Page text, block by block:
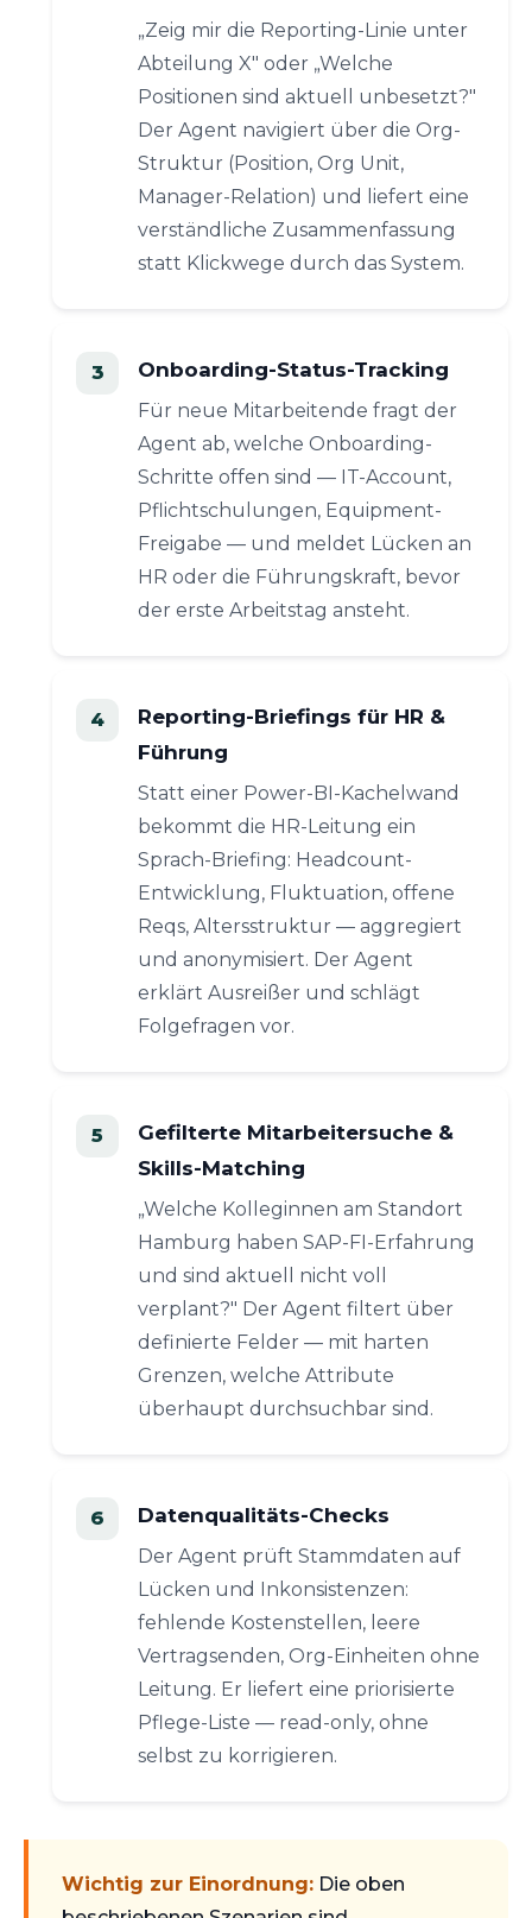
„Zeig mir die Reporting-Linie unter
Abteilung X" oder „Welche
Positionen sind aktuell unbesetzt?"
Der Agent navigiert über die Org-
Struktur (Position, Org Unit,
Manager-Relation) und liefert eine
verständliche Zusammenfassung
statt Klickwege durch das System.
Onboarding-Status-Tracking
Für neue Mitarbeitende fragt der
Agent ab, welche Onboarding-
Schritte offen sind — IT-Account,
Pflichtschulungen, Equipment-
Freigabe — und meldet Lücken an
HR oder die Führungskraft, bevor
der erste Arbeitstag ansteht.
Reporting-Briefings für HR &
Führung
Statt einer Power-BI-Kachelwand
bekommt die HR-Leitung ein
Sprach-Briefing: Headcount-
Entwicklung, Fluktuation, offene
Reqs, Altersstruktur — aggregiert
und anonymisiert. Der Agent
erklärt Ausreißer und schlägt
Folgefragen vor.
Gefilterte Mitarbeitersuche &
Skills-Matching
„Welche Kolleginnen am Standort
Hamburg haben SAP-FI-Erfahrung
und sind aktuell nicht voll
verplant?" Der Agent filtert über
definierte Felder — mit harten
Grenzen, welche Attribute
überhaupt durchsuchbar sind.
Datenqualitäts-Checks
Der Agent prüft Stammdaten auf
Lücken und Inkonsistenzen:
fehlende Kostenstellen, leere
Vertragsenden, Org-Einheiten ohne
Leitung. Er liefert eine priorisierte
Pflege-Liste — read-only, ohne
selbst zu korrigieren.
Wichtig zur Einordnung: Die oben